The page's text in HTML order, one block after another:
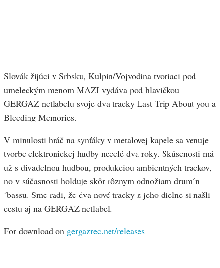
Slovák žijúci v Srbsku, Kulpin/Vojvodina tvoriaci pod
umeleckým menom MAZI vydáva pod hlavičkou
GERGAZ netlabelu svoje dva tracky Last Trip About you a
Bleeding Memories.
V minulosti hráč na synťáky v metalovej kapele sa venuje
tvorbe elektronickej hudby necelé dva roky. Skúsenosti má
už s divadelnou hudbou, produkciou ambientných trackov,
no v súčasnosti holduje skôr rôznym odnožiam drum´n
´bassu. Sme radi, že dva nové tracky z jeho dielne si našli
cestu aj na GERGAZ netlabel.
For download on gergazrec.net/releases